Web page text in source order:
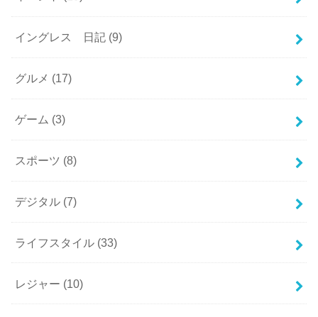
イングレス 日記 (9)
グルメ (17)
ゲーム (3)
スポーツ (8)
デジタル (7)
ライフスタイル (33)
レジャー (10)